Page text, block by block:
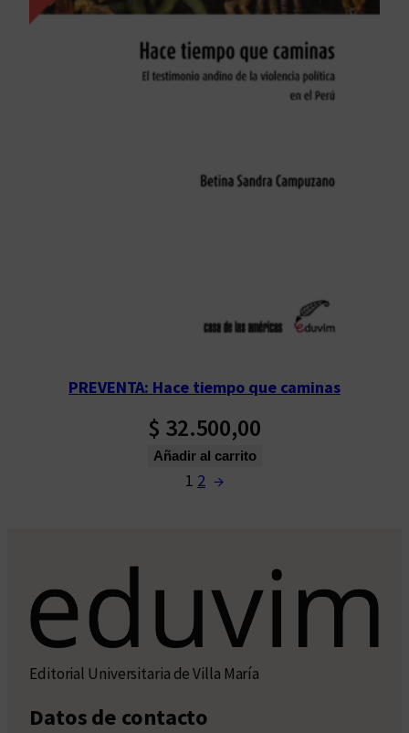
PREVENTA: Hace tiempo que caminas
$ 32.500,00
Añadir al carrito
1 2 →
Editorial Universitaria de Villa María
Datos de contacto